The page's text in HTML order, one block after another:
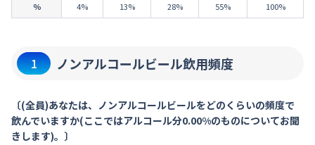
％
4% 13% 28% 55% 100%
1 ノンアルコールビール飲用頻度
〔(全員)あなたは、ノンアルコールビールをどのくらいの頻度で
飲んでいますか(ここではアルコール分0.00%のものについてお聞
きします)。〕